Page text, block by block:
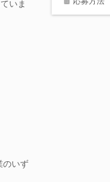
いま
のいず